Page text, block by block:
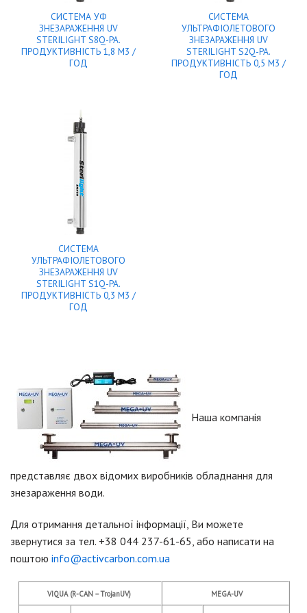
СИСТЕМА УФ
ЗНЕЗАРАЖЕННЯ UV
STERILIGHT S8Q-PA.
ПРОДУКТИВНІСТЬ 1,8 М3 /
ГОД
СИСТЕМА
УЛЬТРАФІОЛЕТОВОГО
ЗНЕЗАРАЖЕННЯ UV
STERILIGHT S2Q-PA.
ПРОДУКТИВНІСТЬ 0,5 М3 /
ГОД
СИСТЕМА
УЛЬТРАФІОЛЕТОВОГО
ЗНЕЗАРАЖЕННЯ UV
STERILIGHT S1Q-PA.
ПРОДУКТИВНІСТЬ 0,3 М3 /
ГОД
Наша компанія
представляє двох відомих виробників обладнання для
знезараження води.
Для отримання детальної інформації, Ви можете
звернутися за тел. +38 044 237-61-65, або написати на
поштою info@activcarbon.com.ua
VIQUA (R-CAN – TrojanUV) MEGA-UV